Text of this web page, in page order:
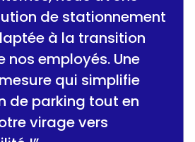
de stationnement
à la transition
nos employés. Une
qui simplifie
de parking tout en
virage vers